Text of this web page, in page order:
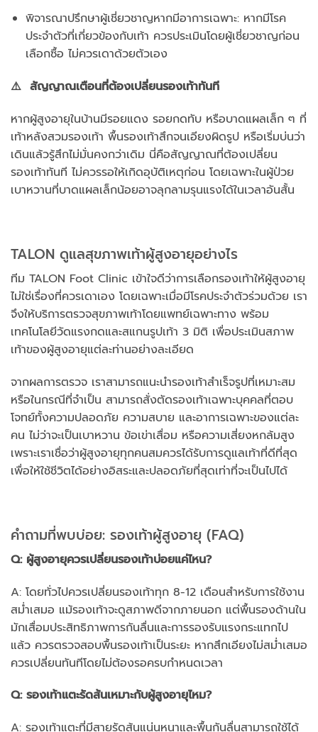
พิจารณาปรึกษาผู้เชี่ยวชาญหากมีอาการเฉพาะ: หากมีโรค
ประจำตัวที่เกี่ยวข้องกับเท้า ควรประเมินโดยผู้เชี่ยวชาญก่อน
เลือกซื้อ ไม่ควรเดาด้วยตัวเอง
⚠️ สัญญาณเตือนที่ต้องเปลี่ยนรองเท้าทันที
หากผู้สูงอายุในบ้านมีรอยแดง รอยกดทับ หรือบาดแผลเล็ก ๆ ที่
เท้าหลังสวมรองเท้า พื้นรองเท้าสึกจนเอียงผิดรูป หรือเริ่มบ่นว่า
เดินแล้วรู้สึกไม่มั่นคงกว่าเดิม นี่คือสัญญาณที่ต้องเปลี่ยน
รองเท้าทันที ไม่ควรรอให้เกิดอุบัติเหตุก่อน โดยเฉพาะในผู้ป่วย
เบาหวานที่บาดแผลเล็กน้อยอาจลุกลามรุนแรงได้ในเวลาอันสั้น
TALON ดูแลสุขภาพเท้าผู้สูงอายุอย่างไร
ทีม TALON Foot Clinic เข้าใจดีว่าการเลือกรองเท้าให้ผู้สูงอายุ
ไม่ใช่เรื่องที่ควรเดาเอง โดยเฉพาะเมื่อมีโรคประจำตัวร่วมด้วย เรา
จึงให้บริการตรวจสุขภาพเท้าโดยแพทย์เฉพาะทาง พร้อม
เทคโนโลยีวัดแรงกดและสแกนรูปเท้า 3 มิติ เพื่อประเมินสภาพ
เท้าของผู้สูงอายุแต่ละท่านอย่างละเอียด
จากผลการตรวจ เราสามารถแนะนำรองเท้าสำเร็จรูปที่เหมาะสม
หรือในกรณีที่จำเป็น สามารถสั่งตัดรองเท้าเฉพาะบุคคลที่ตอบ
โจทย์ทั้งความปลอดภัย ความสบาย และอาการเฉพาะของแต่ละ
คน ไม่ว่าจะเป็นเบาหวาน ข้อเข่าเสื่อม หรือความเสี่ยงหกล้มสูง
เพราะเราเชื่อว่าผู้สูงอายุทุกคนสมควรได้รับการดูแลเท้าที่ดีที่สุด
เพื่อให้ใช้ชีวิตได้อย่างอิสระและปลอดภัยที่สุดเท่าที่จะเป็นไปได้
คำถามที่พบบ่อย: รองเท้าผู้สูงอายุ (FAQ)
Q: ผู้สูงอายุควรเปลี่ยนรองเท้าบ่อยแค่ไหน?
A: โดยทั่วไปควรเปลี่ยนรองเท้าทุก 8-12 เดือนสำหรับการใช้งาน
สม่ำเสมอ แม้รองเท้าจะดูสภาพดีจากภายนอก แต่พื้นรองด้านใน
มักเสื่อมประสิทธิภาพการกันลื่นและการรองรับแรงกระแทกไป
แล้ว ควรตรวจสอบพื้นรองเท้าเป็นระยะ หากสึกเอียงไม่สม่ำเสมอ
ควรเปลี่ยนทันทีโดยไม่ต้องรอครบกำหนดเวลา
Q: รองเท้าแตะรัดส้นเหมาะกับผู้สูงอายุไหม?
A: รองเท้าแตะที่มีสายรัดส้นแน่นหนาและพื้นกันลื่นสามารถใช้ได้